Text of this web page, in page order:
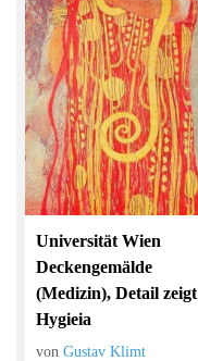
Universität Wien
Deckengemälde
(Medizin), Detail zeigt
Hygieia
vonGustav Klimt